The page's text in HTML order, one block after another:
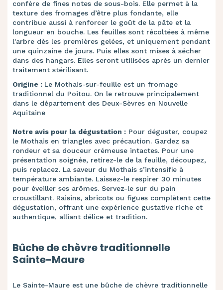
confère de fines notes de sous-bois. Elle permet à la
texture des fromages d’être plus fondante, elle
contribue aussi à renforcer le goût de la pâte et la
longueur en bouche. Les feuilles sont récoltées à même
l'arbre dès les premières gelées, et uniquement pendant
une quinzaine de jours. Puis elles sont mises à sécher
dans des hangars. Elles seront utilisées après un dernier
traitement stérilisant.
Origine : Le Mothais-sur-feuille est un fromage
traditionnel du Poitou. On le retrouve principalement
dans le département des Deux-Sèvres en Nouvelle
Aquitaine
Notre avis pour la dégustation : Pour déguster, coupez
le Mothais en triangles avec précaution. Gardez sa
rondeur et sa douceur crémeuse intactes. Pour une
présentation soignée, retirez-le de la feuille, découpez,
puis replacez. La saveur du Mothais s’intensifie à
température ambiante. Laissez-le respirer 30 minutes
pour éveiller ses arômes. Servez-le sur du pain
croustillant. Raisins, abricots ou figues complètent cette
dégustation, offrant une expérience gustative riche et
authentique, alliant délice et tradition.
Bûche de chèvre traditionnelle
Sainte-Maure
Le Sainte-Maure est une bûche de chèvre traditionnelle